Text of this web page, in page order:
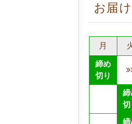
お届
月
締め
切り
締
切
締